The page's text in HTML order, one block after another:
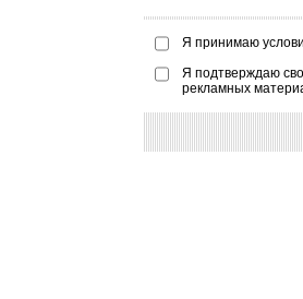
Я принимаю
Я подтверждаю
рекламных